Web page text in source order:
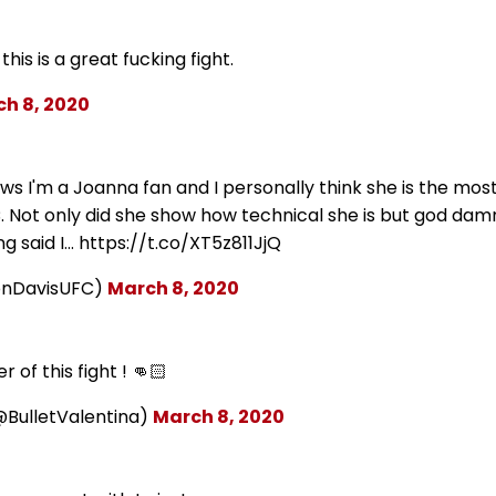
is a great fucking fight.
8, 2020
I'm a Joanna fan and I personally think she is the
only did she show how technical she is but god
said I… https://t.co/XT5z811JjQ
March 8, 2020
of this fight ! 👊🏻
March 8, 2020